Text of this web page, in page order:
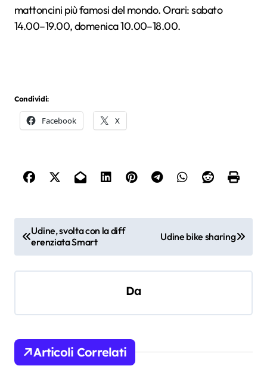
mattoncini più famosi del mondo. Orari: sabato
14.00–19.00, domenica 10.00–18.00.
Condividi:
Facebook X
v
z
i
Udine, svolta con la diff
erenziata Smart
Udine bike sharing
Da
Articoli Correlati